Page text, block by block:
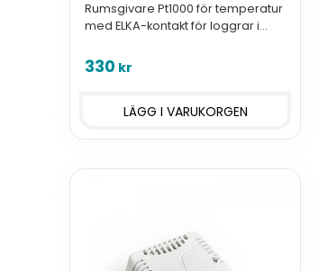
Rumsgivare Pt1000 för temperatur
med ELKA-kontakt för loggrar i
moduler.
330 kr